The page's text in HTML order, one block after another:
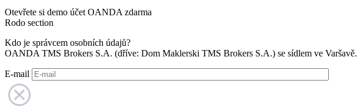
Otevřete si demo účet OANDA zdarma
Rodo section
Kdo je správcem osobních údajů?
OANDA TMS Brokers S.A. (dříve: Dom Maklerski TMS Brokers S.A.) se sídlem ve Varšavě.
E-mail